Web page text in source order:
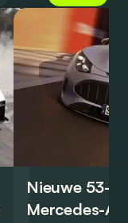
Nieuwe 53-
Mercedes-